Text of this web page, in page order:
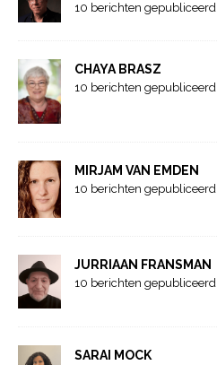
10 berichten gepubliceerd
CHAYA BRASZ
10 berichten gepubliceerd
MIRJAM VAN EMDEN
10 berichten gepubliceerd
JURRIAAN FRANSMAN
10 berichten gepubliceerd
SARAI MOCK